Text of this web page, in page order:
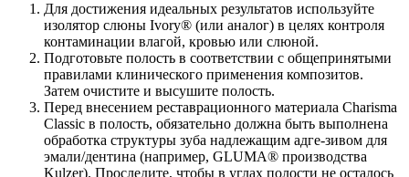
Для достижения идеальных результатов используйте
изолятор слюны Ivory® (или аналог) в целях контроля
контаминации влагой, кровью или слюной.
Подготовьте полость в соответствии с общепринятыми
правилами клинического применения композитов.
Затем очистите и высушите полость.
Перед внесением реставрационного материала Charisma
Classic в полость, обязательно должна быть выполнена
обработка структуры зуба надлежащим адге-зивом для
эмали/дентина (например, GLUMA® производства
Kulzer). Проследите, чтобы в углах полости не осталось